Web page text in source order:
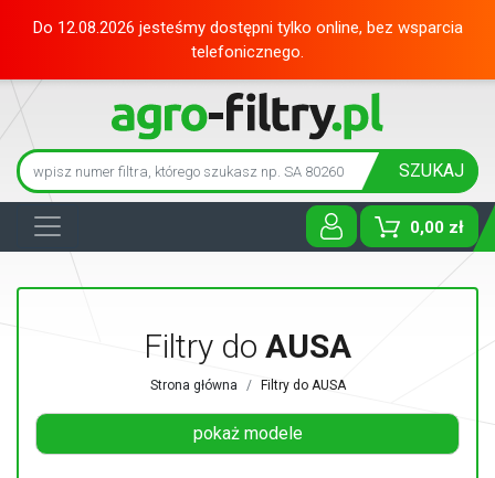
Do 12.08.2026 jesteśmy dostępni tylko online, bez wsparcia
telefonicznego.
SZUKAJ
0,00 zł
Toggle
Filtry do AUSA
Strona główna Filtry do AUSA
pokaż modele